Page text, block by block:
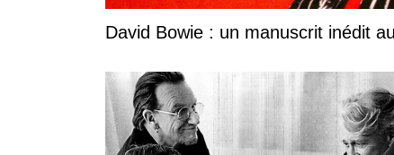
David Bowie : un manuscrit inédit